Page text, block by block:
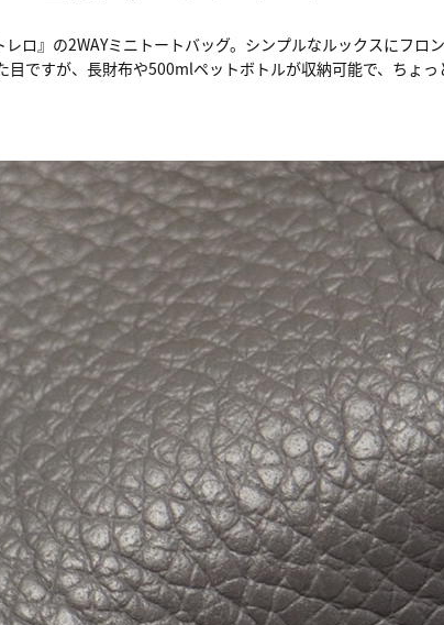
ロ』の2WAYミニトートバッグ。シンプルなルックスにフ
ですが、長財布や500mlペットボトルが収納可能で、ちょっ